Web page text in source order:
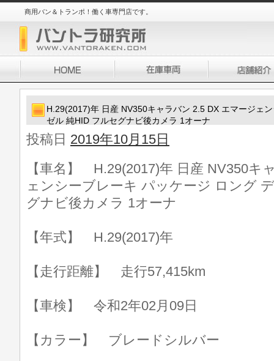
商用バン＆トランポ！働く車専門店です。
H.29(2017)年 日産 NV350キャラバン 2.5 DX エマージェ
ゼル 純HID フルセグナビ後カメラ 1オーナ
投稿日 2019年10月15日
【車名】 H.29(2017)年 日産 NV350キ
ェンシーブレーキ パッケージ ロング
グナビ後カメラ 1オーナ
【年式】 H.29(2017)年
【走行距離】 走行57,415km
【車検】 令和2年02月09日
【カラー】 ブレードシルバー